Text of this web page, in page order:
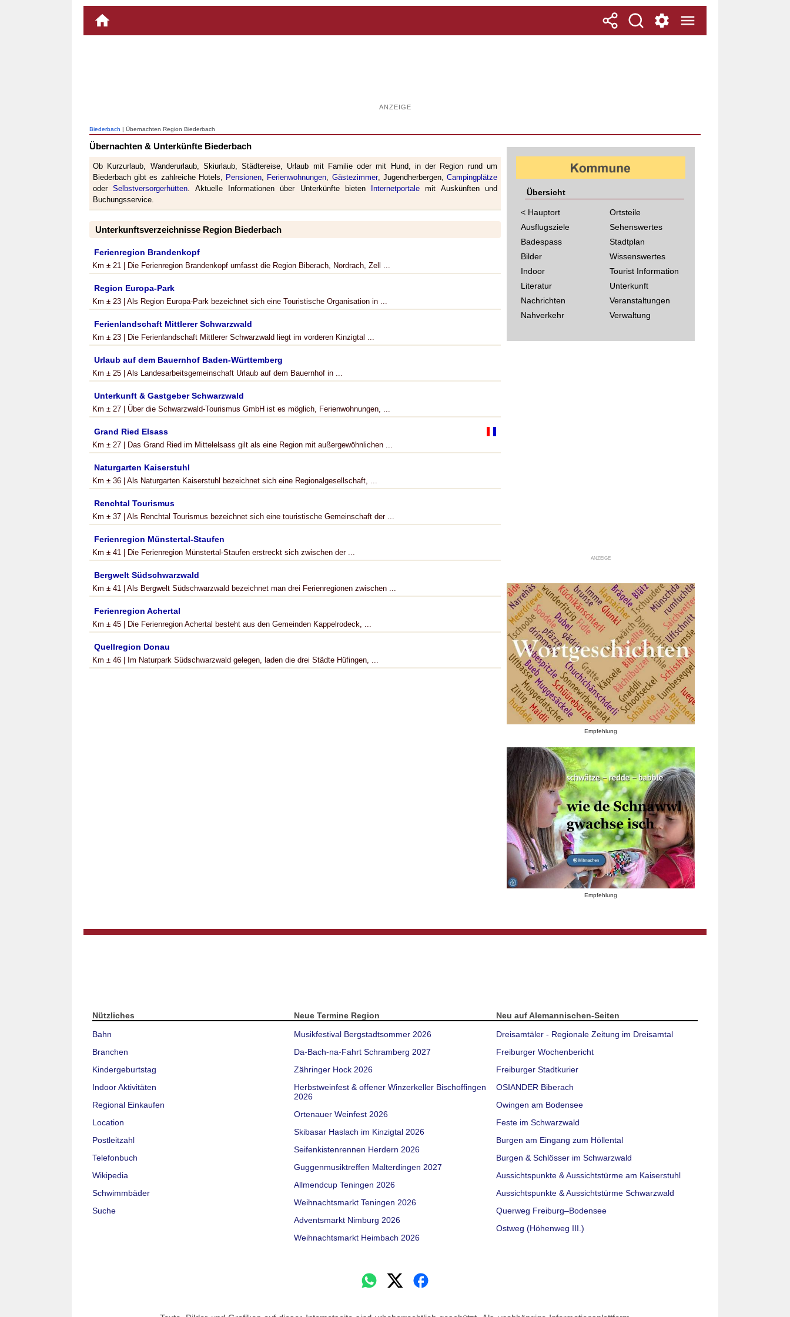
ANZEIGE
Biederbach | Übernachten Region Biederbach
Übernachten & Unterkünfte Biederbach
Ob Kurzurlaub, Wanderurlaub, Skiurlaub, Städtereise, Urlaub mit Familie oder mit Hund, in der Region rund um
Biederbach gibt es zahlreiche Hotels, Pensionen, Ferienwohnungen, Gästezimmer, Jugendherbergen,Campingplätze
oderSelbstversorgerhütten. Aktuelle Informationen über Unterkünfte bieten Internetportale mit Auskünften und
Buchungsservice.
Unterkunftsverzeichnisse Region Biederbach
Ferienregion Brandenkopf
Km ± 21 | Die Ferienregion Brandenkopf umfasst die Region Biberach, Nordrach, Zell ...
Region Europa-Park
Km ± 23 | Als Region Europa-Park bezeichnet sich eine Touristische Organisation in ...
Ferienlandschaft Mittlerer Schwarzwald
Km ± 23 | Die Ferienlandschaft Mittlerer Schwarzwald liegt im vorderen Kinzigtal ...
Urlaub auf dem Bauernhof Baden-Württemberg
Km ± 25 | Als Landesarbeitsgemeinschaft Urlaub auf dem Bauernhof in ...
Unterkunft & Gastgeber Schwarzwald
Km ± 27 | Über die Schwarzwald-Tourismus GmbH ist es möglich, Ferienwohnungen, ...
Grand Ried Elsass
Km ± 27 | Das Grand Ried im Mittelelsass gilt als eine Region mit außergewöhnlichen ...
Naturgarten Kaiserstuhl
Km ± 36 | Als Naturgarten Kaiserstuhl bezeichnet sich eine Regionalgesellschaft, ...
Renchtal Tourismus
Km ± 37 | Als Renchtal Tourismus bezeichnet sich eine touristische Gemeinschaft der ...
Ferienregion Münstertal-Staufen
Km ± 41 | Die Ferienregion Münstertal-Staufen erstreckt sich zwischen der ...
Bergwelt Südschwarzwald
Km ± 41 | Als Bergwelt Südschwarzwald bezeichnet man drei Ferienregionen zwischen ...
Ferienregion Achertal
Km ± 45 | Die Ferienregion Achertal besteht aus den Gemeinden Kappelrodeck, ...
Quellregion Donau
Km ± 46 | Im Naturpark Südschwarzwald gelegen, laden die drei Städte Hüfingen, ...
Übersicht
< Hauptort
Ausflugsziele
Badespass
Bilder
Indoor
Literatur
Nachrichten
Nahverkehr
Ortsteile
Sehenswertes
Stadtplan
Wissenswertes
Tourist Information
Unterkunft
Veranstaltungen
Verwaltung
ANZEIGE
Empfehlung
Empfehlung
Nützliches
Bahn
Branchen
Kindergeburtstag
Indoor Aktivitäten
Regional Einkaufen
Location
Postleitzahl
Telefonbuch
Wikipedia
Schwimmbäder
Suche
Neue Termine Region
Musikfestival Bergstadtsommer 2026
Da-Bach-na-Fahrt Schramberg 2027
Zähringer Hock 2026
Herbstweinfest & offener Winzerkeller Bischoffingen
2026
Ortenauer Weinfest 2026
Skibasar Haslach im Kinzigtal 2026
Seifenkistenrennen Herdern 2026
Guggenmusiktreffen Malterdingen 2027
Allmendcup Teningen 2026
Weihnachtsmarkt Teningen 2026
Adventsmarkt Nimburg 2026
Weihnachtsmarkt Heimbach 2026
Neu auf Alemannischen-Seiten
Dreisamtäler - Regionale Zeitung im Dreisamtal
Freiburger Wochenbericht
Freiburger Stadtkurier
OSIANDER Biberach
Owingen am Bodensee
Feste im Schwarzwald
Burgen am Eingang zum Höllental
Burgen & Schlösser im Schwarzwald
Aussichtspunkte & Aussichtstürme am Kaiserstuhl
Aussichtspunkte & Aussichtstürme Schwarzwald
Querweg Freiburg–Bodensee
Ostweg (Höhenweg III.)